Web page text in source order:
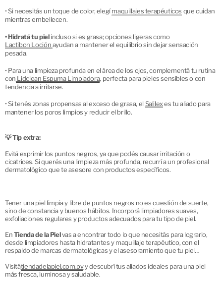
• Si necesitás un toque de color, elegímaquillajes terapéuticos que cuidan
mientras embellecen.
• Hidratá tu pielincluso si es grasa; opciones ligeras como
Lactibon Loción ayudan a mantener el equilibrio sin dejar sensación
pesada.
• Para una limpieza profunda en el área de los ojos, complementá tu rutina
con Lidclean Espuma Limpiadora, perfecta para pieles sensibles o con
tendencia a irritarse.
• Si tenés zonas propensas al exceso de grasa, el Salilexes tu aliado para
mantener los poros limpios y reducir el brillo.
💡 Tip extra:
Evitá exprimir los puntos negros, ya que podés causar irritación o
cicatrices. Si querés una limpieza más profunda, recurrí a un profesional
dermatológico que te asesore con productos específicos.
Tener una piel limpia y libre de puntos negros no es cuestión de suerte,
sino de constancia y buenos hábitos. Incorporá limpiadores suaves,
exfoliaciones regulares y productos adecuados para tu tipo de piel.
EnTienda de la Pielvas a encontrar todo lo que necesitás para lograrlo,
desde limpiadores hasta hidratantes y maquillaje terapéutico, con el
respaldo de marcas dermatológicas y el asesoramiento que tu piel
Visitátiendadelapiel.com.pyy descubrí tus aliados ideales para una piel
más fresca, luminosa y saludable.